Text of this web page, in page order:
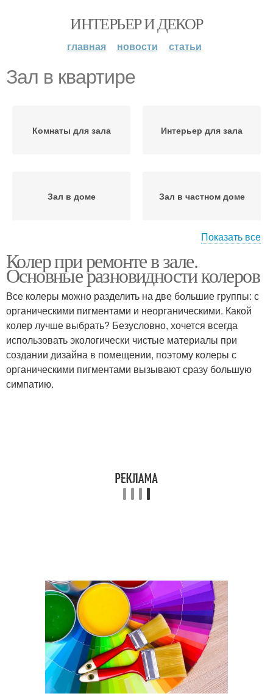
ИНТЕРЬЕР И ДЕКОР
главная новости статьи
Зал в квартире
Комнаты для зала Интерьер для зала
Зал в доме Зал в частном доме
квартире
Зал в типовой квартире
Просторный зал
Показать все
Колер при ремонте в зале.
Основные разновидности колеров
Все колеры можно разделить на две большие группы: с
органическими пигментами и неорганическими. Какой
колер лучше выбрать? Безусловно, хочется всегда
использовать экологически чистые материалы при
создании дизайна в помещении, поэтому колеры с
органическими пигментами вызывают сразу большую
симпатию.